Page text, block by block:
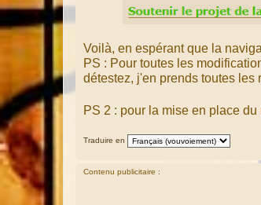
Voilà, en espérant que la
PS : Pour toutes les
détestez, j'en prends toutes les
PS 2 : pour la mise en place du
Traduire en
Contenu publicitaire :